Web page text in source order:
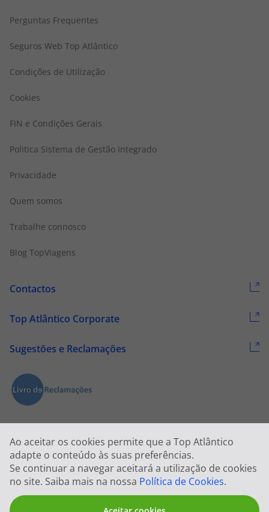
Ao aceitar os cookies permite que a Top Atlântico
adapte o conteúdo às suas preferências.
Se continuar a navegar aceitará a utilização de cookies
no site. Saiba mais na nossa Política de Cookies.
Perguntas Frequentes
Seguros Web Top Atlântico
Condições de Utilização
Cookies
FIN e Condições Gerais
Politica Sistema de Gestão Integrado
Privacidade
Quem somos
Trabalhe connosco
Blog TopViagens
Contactos
Top Atlântico Corporate
Sugestões e Reclamações
2026 © Todos os direitos reservados:Top Atlântico, Viagens e Turismo